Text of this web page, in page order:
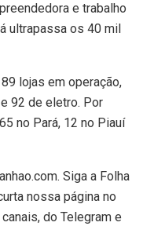
e trabalho
ultrapassa os 40 mil
lojas em operação,
92 de eletro. Por
no Pará, 12 no Piauí
Siga a Folha
nossa página no
do Telegram e